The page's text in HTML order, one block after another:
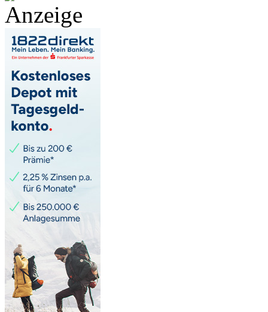
Anzeige